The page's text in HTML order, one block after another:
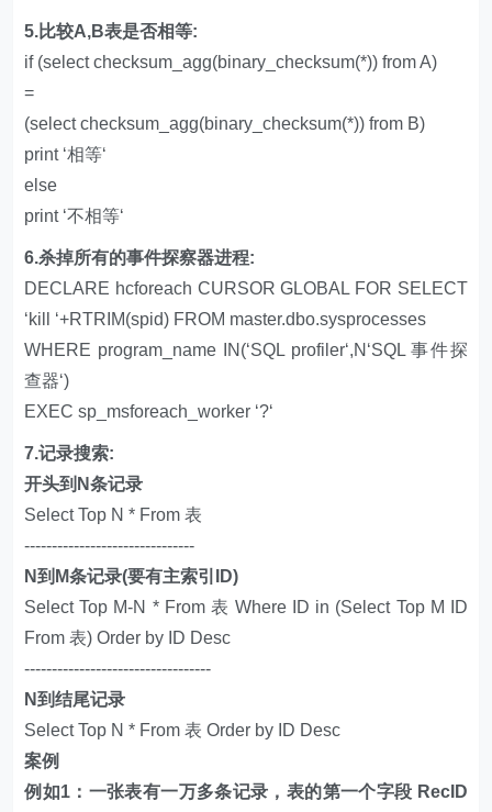
5.比较A,B表是否相等:
if (select checksum_agg(binary_checksum(*)) from A)
=
(select checksum_agg(binary_checksum(*)) from B)
print ‘相等‘
else
print ‘不相等‘
6.杀掉所有的事件探察器进程:
DECLARE hcforeach CURSOR GLOBAL FOR SELECT
‘kill ‘+RTRIM(spid) FROM master.dbo.sysprocesses
WHERE program_name IN(‘SQL profiler‘,N‘SQL 事件探
查器‘)
EXEC sp_msforeach_worker ‘?‘
7.记录搜索:
开头到N条记录
Select Top N * From 表
-------------------------------
N到M条记录(要有主索引ID)
Select Top M-N * From 表 Where ID in (Select Top M ID
From 表) Order by ID Desc
----------------------------------
N到结尾记录
Select Top N * From 表 Order by ID Desc
案例
例如1：一张表有一万多条记录，表的第一个字段 RecID